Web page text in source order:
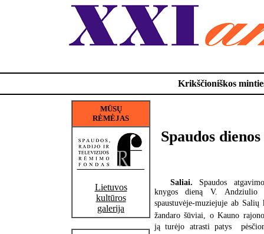
Krikščioniškos
MŪSŲ
RĖMĖJAS
Lietuvos
kultūros
galerija
Spaudos
Saliai. Spaudos
knygos dieną V. Andziulio
spaustuvėje-muziejuje ab
žandaro šūviai, o Kauno
ją turėjo atrasti patys 